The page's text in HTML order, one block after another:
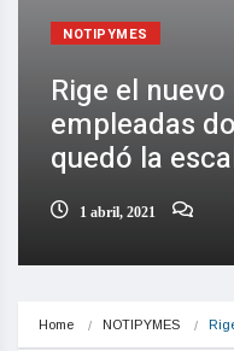
NOTIPYMES
Rige el
empleadas
quedó la
1 abril, 2021
Home NOTIPYMES